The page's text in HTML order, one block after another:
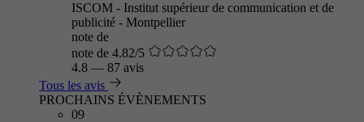
ISCOM - Institut supérieur de communication et de
publicité - Montpellier
note de
note de 4.82/5
4.8 — 87 avis
Tous les avis
PROCHAINS ÉVÈNEMENTS
09